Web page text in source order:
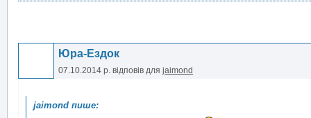
Юра-Ездок
07.10.2014 р. відповів для jaimond